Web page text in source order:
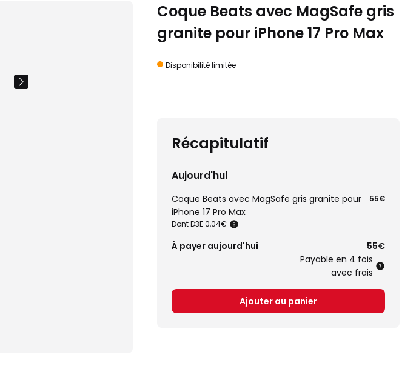
Coque Beats avec MagSafe gris
granite pour iPhone 17 Pro Max
Disponibilité limitée
Récapitulatif
Aujourd'hui
Coque Beats avec MagSafe gris granite pour
iPhone 17 Pro Max
Dont D3E 0,04€
55€
À payer aujourd'hui
55€
Payable en 4 fois
avec frais
Ajouter au panier